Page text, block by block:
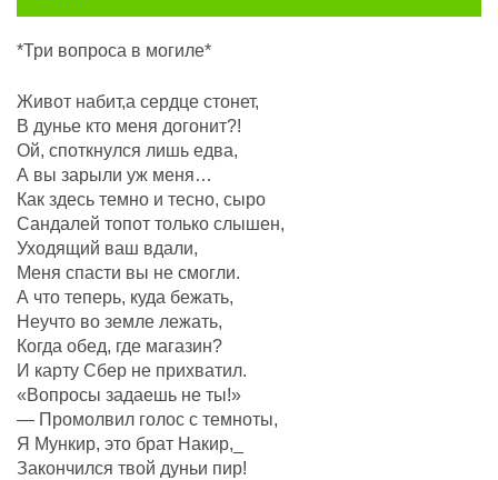
*Три вопроса в могиле*
Живот набит,а сердце стонет,
В дунье кто меня догонит?!
Ой, споткнулся лишь едва,
А вы зарыли уж меня…
Как здесь темно и тесно, сыро
Сандалей топот только слышен,
Уходящий ваш вдали,
Меня спасти вы не смогли.
А что теперь, куда бежать,
Неучто во земле лежать,
Когда обед, где магазин?
И карту Сбер не прихватил.
«Вопросы задаешь не ты!»
— Промолвил голос с темноты,
Я Мункир, это брат Накир,_
Закончился твой дуньи пир!